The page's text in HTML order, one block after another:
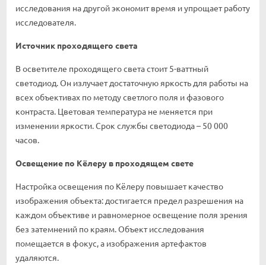
исследования на другой экономит время и упрощает работу
исследователя.
Источник проходящего света
В осветителе проходящего света стоит 5-ваттный
светодиод. Он излучает достаточную яркость для работы на
всех объективах по методу светлого поля и фазового
контраста. Цветовая температура не меняется при
изменении яркости. Срок службы светодиода – 50 000
часов.
Освещение по Кёлеру в проходящем свете
Настройка освещения по Кёлеру повышает качество
изображения объекта: достигается предел разрешения на
каждом объективе и равномерное освещение поля зрения
без затемнений по краям. Объект исследования
помещается в фокус, а изображения артефактов
удаляются.